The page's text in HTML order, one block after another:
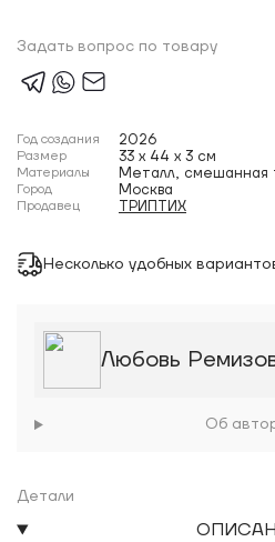
Задать вопрос по товару
Год создания 2026
Размер 33 x 44 x 3 см
Материалы Металл, смешанная
Город Москва
Продавец ТРИПТИХ
Несколько удобных
Любовь
Об
Детали